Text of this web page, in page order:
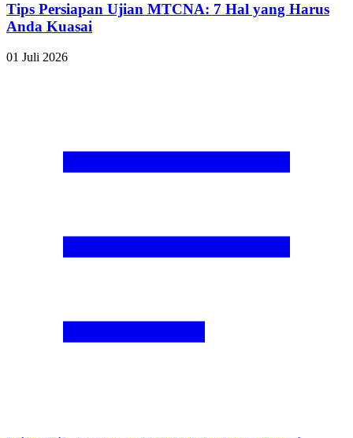
Tips Persiapan Ujian MTCNA: 7 Hal yang Harus
Anda Kuasai
01 Juli 2026